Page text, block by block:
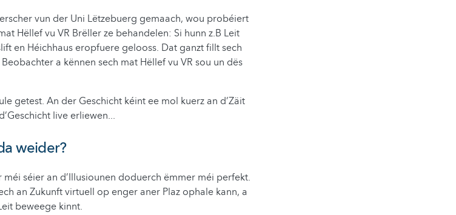
vun der Uni Lëtzebuerg gemaach, wou probéiert
Hëllef vu VR Brëller ze behandelen: Si hunn z.B Leit
en Héichhaus eropfuere gelooss. Dat ganzt fillt sech
a kënnen sech mat Hëllef vu VR sou un dës
getest. An der Geschicht kéint ee mol kuerz an d’Zäit
live erliewen...
weider?
méi séier an d’Illusiounen doduerch ëmmer méi perfekt.
an Zukunft virtuell op enger aner Plaz ophale kann, a
beweege kinnt.